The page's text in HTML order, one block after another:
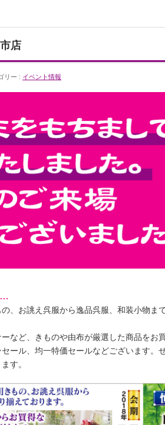
店
リー : イベント情報
…
、お誂え呉服から逸品呉服、和装小物ま
など、きものや由布が厳選した商品をお
ール、均一特価セールなどございます。
す。